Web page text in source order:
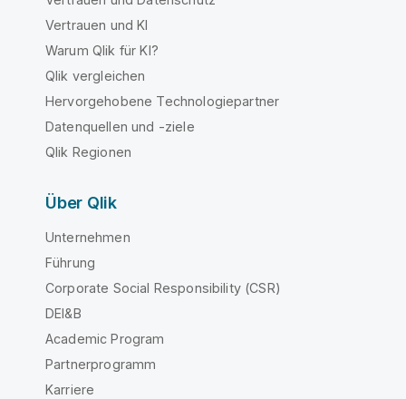
Vertrauen und KI
Warum Qlik für KI?
Qlik vergleichen
Hervorgehobene Technologiepartner
Datenquellen und -ziele
Qlik Regionen
Über Qlik
Unternehmen
Führung
Corporate Social Responsibility (CSR)
DEI&B
Academic Program
Partnerprogramm
Karriere